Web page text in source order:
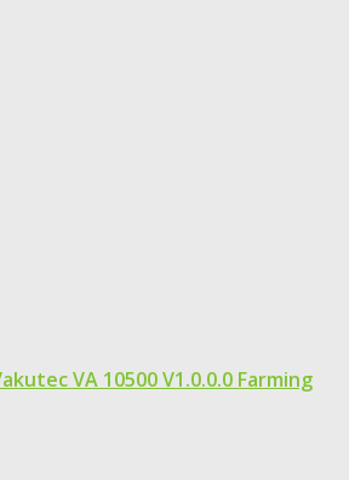
VA 10500 V1.0.0.0 Farming